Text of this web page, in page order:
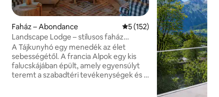
Faház – Abondance Átlagos értékelés: 5/5, 152
5 (152)
Landscape Lodge – stílusos faház
csodálatos kilátással
A Tájkunyhó egy menedék az élet
sebességétől. A francia Alpok egy kis
falucskájában épült, amely egyensúlyt
teremt a szabadtéri tevékenységek és a